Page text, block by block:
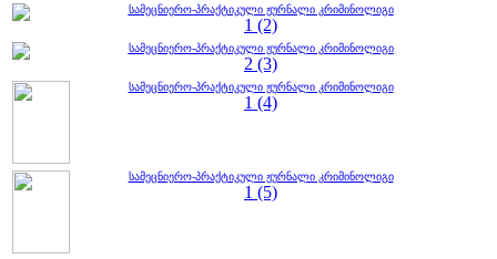
სამეცნიერო-პრაქტიკული ჟურნალი კრიმინოლიგი
1 (2)
სამეცნიერო-პრაქტიკული ჟურნალი კრიმინოლიგი
2 (3)
სამეცნიერო-პრაქტიკული ჟურნალი კრიმინოლიგი
1 (4)
სამეცნიერო-პრაქტიკული ჟურნალი კრიმინოლიგი
1 (5)